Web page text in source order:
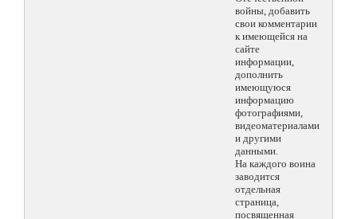
войны, добавить
свои комментарии
к имеющейся на
сайте
информации,
дополнить
имеющуюся
информацию
фотографиями,
видеоматериалами
и другими
данными.
На каждого воина
заводится
отдельная
страница,
посвященная